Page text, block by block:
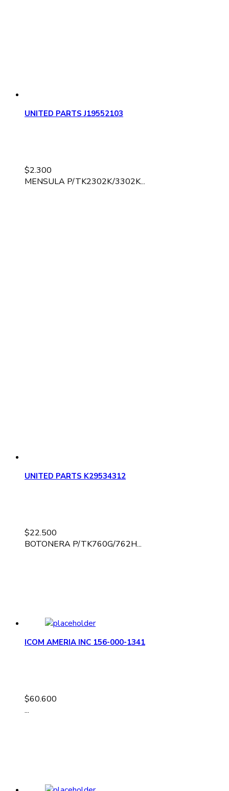
UNITED PARTS J19552103
$2.300
MENSULA P/TK2302K/3302K...
UNITED PARTS K29534312
$22.500
BOTONERA P/TK760G/762H...
ICOM AMERIA INC 156-000-1341
$60.600
...